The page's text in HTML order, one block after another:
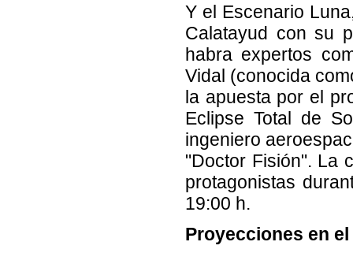
Y el Escenario
Calatayud con su
habra expertos
Vidal (conocida
la apuesta por el
Eclipse Total de
ingeniero
"Doctor Fisión". La
protagonistas
19:00 h.
Proyecciones en